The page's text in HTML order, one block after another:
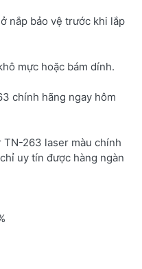
nắp bảo vệ trước khi lắp
mực hoặc bám dính.
chính hãng ngay hôm
263 laser màu chính
uy tín được hàng ngàn